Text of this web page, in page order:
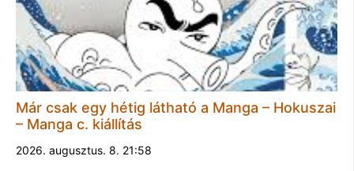
Már csak egy hétig látható a Manga – Hokuszai
– Manga c. kiállítás
2026. augusztus. 8. 21:58